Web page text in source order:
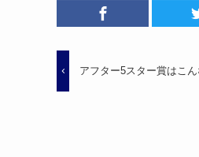
アフター5スター賞はこん